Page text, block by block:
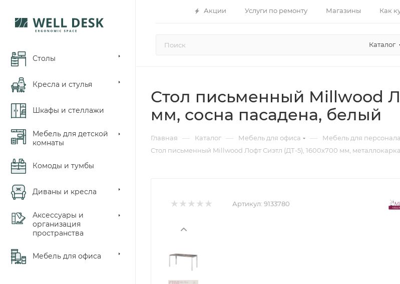
Акции Услуги по ремонту Магазины Как
Каталог
Столы
Кресла и стулья
Шкафы и стеллажи
Мебель для детской
комнаты
Комоды и тумбы
Диваны и кресла
Аксессуары и
организация
пространства
Мебель для офиса
Стол письменный Millwood
мм, сосна пасадена, белый
Главная — Каталог — Мебель для офиса — Мебель для персонала
Стол письменный Millwood Лофт Сиэтл (ДТ-5), 1600х700 мм,
Артикул: 9133780